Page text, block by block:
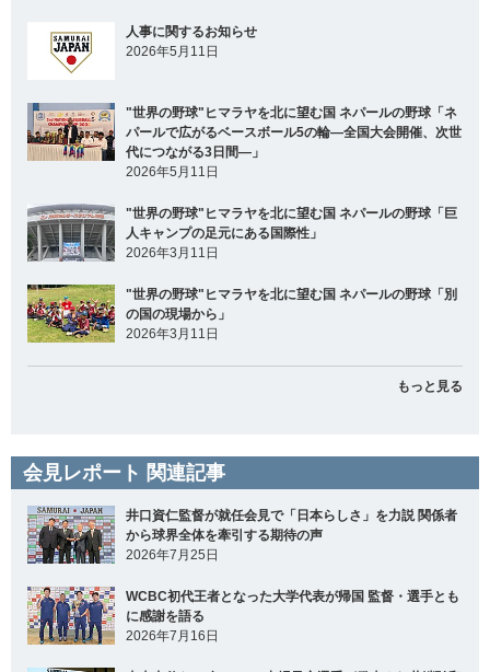
人事に関するお知らせ
2026年5月11日
"世界の野球"ヒマラヤを北に望む国 ネパールの野球「ネ
パールで広がるベースボール5の輪―全国大会開催、次世
代につながる3日間―」
2026年5月11日
"世界の野球"ヒマラヤを北に望む国 ネパールの野球「巨
人キャンプの足元にある国際性」
2026年3月11日
"世界の野球"ヒマラヤを北に望む国 ネパールの野球「別
の国の現場から」
2026年3月11日
もっと見る
会見レポート 関連記事
井口資仁監督が就任会見で「日本らしさ」を力説 関係者
から球界全体を牽引する期待の声
2026年7月25日
WCBC初代王者となった大学代表が帰国 監督・選手とも
に感謝を語る
2026年7月16日